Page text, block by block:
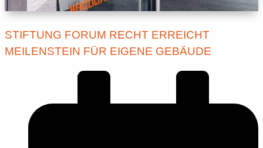
STIFTUNG FORUM RECHT ERREICHT
MEILENSTEIN FÜR EIGENE GEBÄUDE